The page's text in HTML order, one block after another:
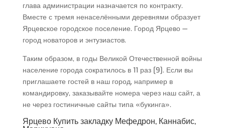
глава администрации назначается по контракту.
Вместе с тремя ненаселёнными деревнями образует
Ярцевское городское поселение. Город Ярцево —
город новаторов и энтузиастов.
Таким образом, в годы Великой Отечественной войны
население города сократилось в 11 раз [9]. Если вы
приглашаете гостей в наш город, например в
командировку, заказывайте номера через наш сайт, а
не через гостиничные сайты типа «букинга».
Ярцево Купить закладку Мефедрон, Каннабис,